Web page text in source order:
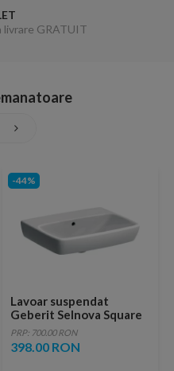
livrare GRATUIT
-44%
Lavoar suspendat
Geberit Selnova Square
55x44xH17,5 cm fara
orificiu baterie
PRP: 700.00 RON
398.00 RON